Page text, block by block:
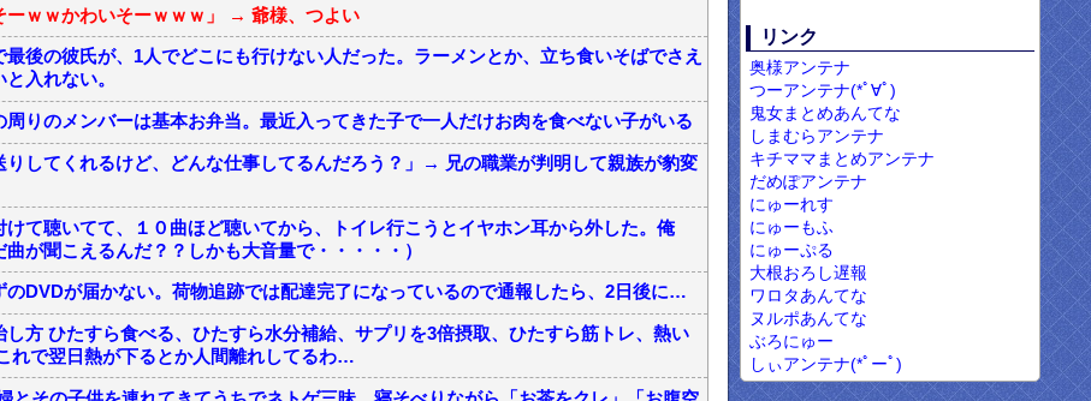
ーｗｗかわいそーｗｗｗ」 → 爺様、つよい
最後の彼氏が、1人でどこにも行けない人だった。ラーメンとか、立ち食いそばでさえ
入れない。
周りのメンバーは基本お弁当。最近入ってきた子で一人だけお肉を食べない子がいる
りしてくれるけど、どんな仕事してるんだろう？」→ 兄の職業が判明して親族が豹変
けて聴いてて、１０曲ほど聴いてから、トイレ行こうとイヤホン耳から外した。俺
曲が聞こえるんだ？？しかも大音量で・・・・・）
のDVDが届かない。荷物追跡では配達完了になっているので通報したら、2日後に…
し方 ひたすら食べる、ひたすら水分補給、サプリを3倍摂取、ひたすら筋トレ、熱い
れで翌日熱が下るとか人間離れしてるわ…
リンク
奥様アンテナ
つーアンテナ(*ﾟ∀ﾟ)
鬼女まとめあんてな
しまむらアンテナ
キチママまとめアンテナ
だめぽアンテナ
にゅーれす
にゅーもふ
にゅーぷる
大根おろし遅報
ワロタあんてな
ヌルポあんてな
ぶろにゅー
しぃアンテナ(*ﾟーﾟ)